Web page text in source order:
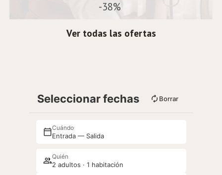
-38%
Ver todas las ofertas
Seleccionar fechas Borrar
Cuándo
Entrada — Salida
Quién
2 adultos · 1 habitación